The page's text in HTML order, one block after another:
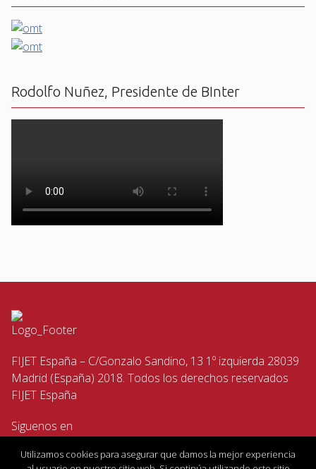
Rodolfo Nuñez, Presidente de BInter
FIJET España – C/Gonzalo Sandino, 13 1º izquierda 28039
Madrid (España) 2018. Todos los derechos reservados
FIJET España
Siguenos en
Utilizamos cookies para asegurar que damos la mejor experiencia